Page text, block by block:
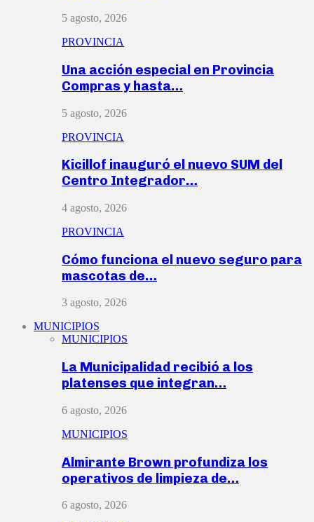
5 agosto, 2026
PROVINCIA
Una acción especial en Provincia
Compras y hasta…
5 agosto, 2026
PROVINCIA
Kicillof inauguró el nuevo SUM del
Centro Integrador…
4 agosto, 2026
PROVINCIA
Cómo funciona el nuevo seguro para
mascotas de…
3 agosto, 2026
MUNICIPIOS
MUNICIPIOS
La Municipalidad recibió a los
platenses que integran…
6 agosto, 2026
MUNICIPIOS
Almirante Brown profundiza los
operativos de limpieza de…
6 agosto, 2026